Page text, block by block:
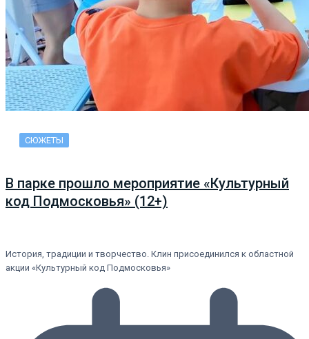
СЮЖЕТЫ
В парке прошло мероприятие «Культурный
код Подмосковья» (12+)
История, традиции и творчество. Клин присоединился к областной
акции «Культурный код Подмосковья»